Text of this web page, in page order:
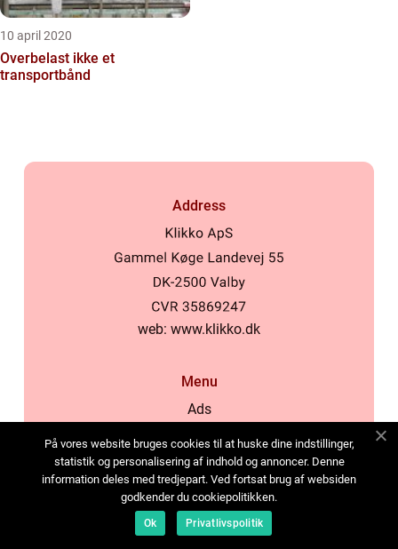
10 april 2020
Overbelast ikke et
transportbånd
Address
web: www.klikko.dk
Menu
Ads
Cookies
Contact
Sitemap
På vores website bruges cookies til at huske dine indstillinger,
statistik og personalisering af indhold og annoncer. Denne
information deles med tredjepart. Ved fortsat brug af websiden
godkender du cookiepolitikken.
Ok Privatlivspolitik